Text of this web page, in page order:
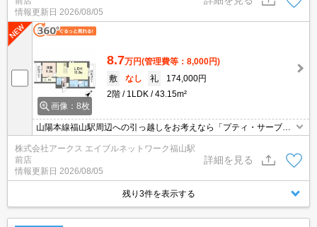
など大変充実しております。アパートタイプのお部屋です。
情報更新日 2026/08/05
画像：8枚
8.7万円(管理費等：8,000円)
敷
なし 礼
174,000円
2階
1LDK 43.15m²
山陽本線福山駅周辺への引っ越しをお考えなら「プティ・サーブ
ル」。近くにはセブンイレブン 福山御門3丁目店(徒歩3分)がありち
ょっとした買い物に便利です。室内設備は浴室乾燥機・洗面化粧台
など大変充実しております。アパートタイプのお部屋です。
株式会社アークス エイブルネットワーク福山駅
前店
情報更新日 2026/08/05
詳細を見る
残り3件を表示する